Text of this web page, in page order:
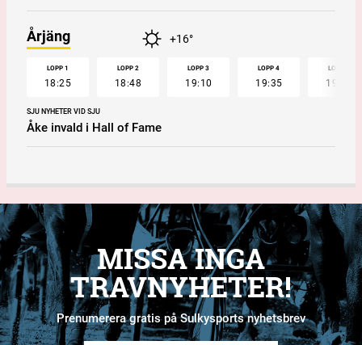
Årjäng +16°
LOPP 1
18:25
LOPP 2
18:48
LOPP 3
19:10
LOPP 4
19:35
LOPP 5
19:57
SJU NYHETER VID SJU
Åke invald i Hall of Fame
MISSA INGA
TRAVNYHETER!
Prenumerera gratis på Sulkysports nyhetsbrev